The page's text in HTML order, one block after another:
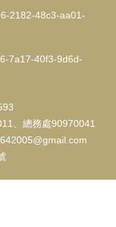
、總務處90970041